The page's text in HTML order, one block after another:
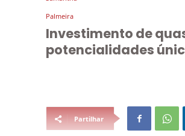
Investimento de
potencialidades
Partilhar